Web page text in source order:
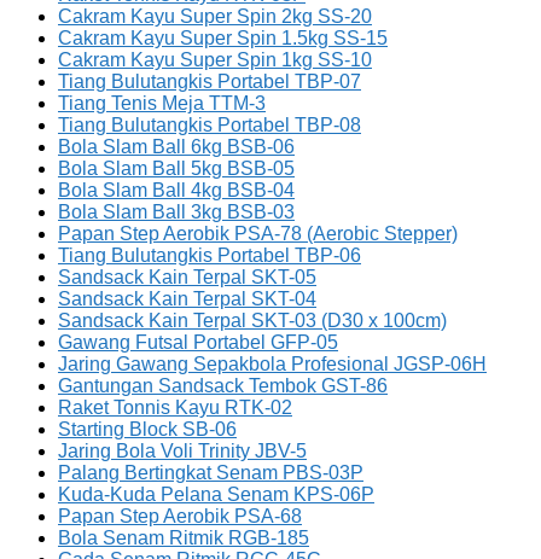
Cakram Kayu Super Spin 2kg SS-20
Cakram Kayu Super Spin 1.5kg SS-15
Cakram Kayu Super Spin 1kg SS-10
Tiang Bulutangkis Portabel TBP-07
Tiang Tenis Meja TTM-3
Tiang Bulutangkis Portabel TBP-08
Bola Slam Ball 6kg BSB-06
Bola Slam Ball 5kg BSB-05
Bola Slam Ball 4kg BSB-04
Bola Slam Ball 3kg BSB-03
Papan Step Aerobik PSA-78 (Aerobic Stepper)
Tiang Bulutangkis Portabel TBP-06
Sandsack Kain Terpal SKT-05
Sandsack Kain Terpal SKT-04
Sandsack Kain Terpal SKT-03 (D30 x 100cm)
Gawang Futsal Portabel GFP-05
Jaring Gawang Sepakbola Profesional JGSP-06H
Gantungan Sandsack Tembok GST-86
Raket Tonnis Kayu RTK-02
Starting Block SB-06
Jaring Bola Voli Trinity JBV-5
Palang Bertingkat Senam PBS-03P
Kuda-Kuda Pelana Senam KPS-06P
Papan Step Aerobik PSA-68
Bola Senam Ritmik RGB-185